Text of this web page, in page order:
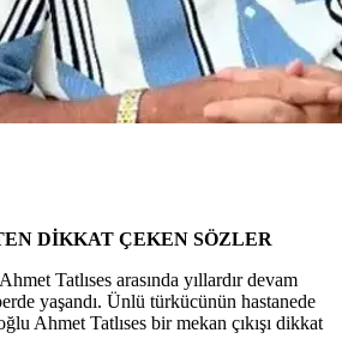
DİKKAT ÇEKEN SÖZLER
Tatlıses arasında yıllardır devam
yaşandı. Ünlü türkücünün hastanede
Ahmet Tatlıses bir mekan çıkışı dikkat